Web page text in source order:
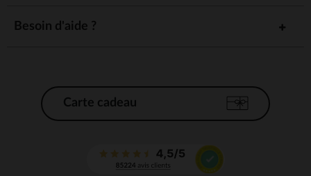
Besoin d'aide ?
Carte cadeau